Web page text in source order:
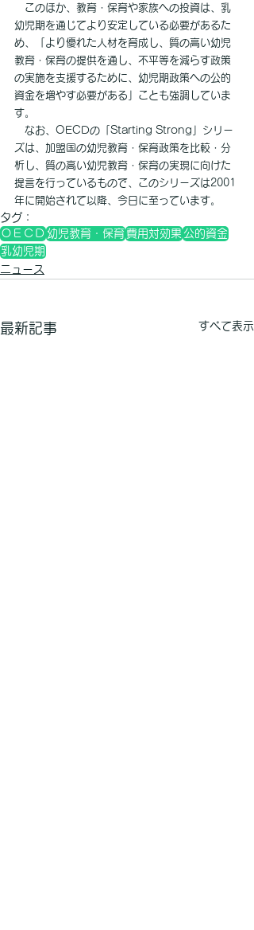
このほか、教育・保育や家族への投資は、乳
幼児期を通じてより安定している必要があるた
め、「より優れた人材を育成し、質の高い幼児
教育・保育の提供を通し、不平等を減らす政策
の実施を支援するために、幼児期政策への公的
資金を増やす必要がある」ことも強調していま
す。
なお、OECDの「Starting Strong」シリー
ズは、加盟国の幼児教育・保育政策を比較・分
析し、質の高い幼児教育・保育の実現に向けた
提言を行っているもので、このシリーズは2001
年に開始されて以降、今日に至っています。
タグ：
ＯＥＣＤ 幼児教育・保育 費用対効果 公的資金
乳幼児期
ニュース
最新記事 すべて表示